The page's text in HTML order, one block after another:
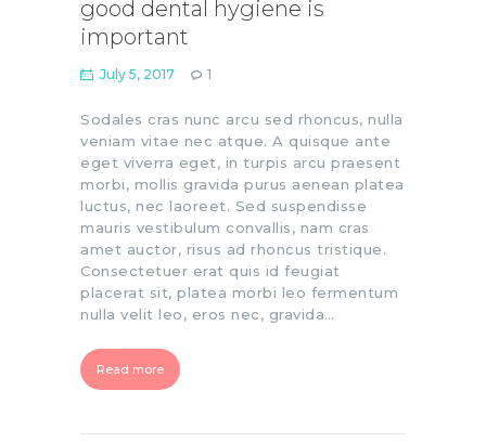
good dental hygiene is
important
July 5, 2017 1
Sodales cras nunc arcu sed rhoncus, nulla
veniam vitae nec atque. A quisque ante
eget viverra eget, in turpis arcu praesent
morbi, mollis gravida purus aenean platea
luctus, nec laoreet. Sed suspendisse
mauris vestibulum convallis, nam cras
amet auctor, risus ad rhoncus tristique.
Consectetuer erat quis id feugiat
placerat sit, platea morbi leo fermentum
nulla velit leo, eros nec, gravida…
Read more